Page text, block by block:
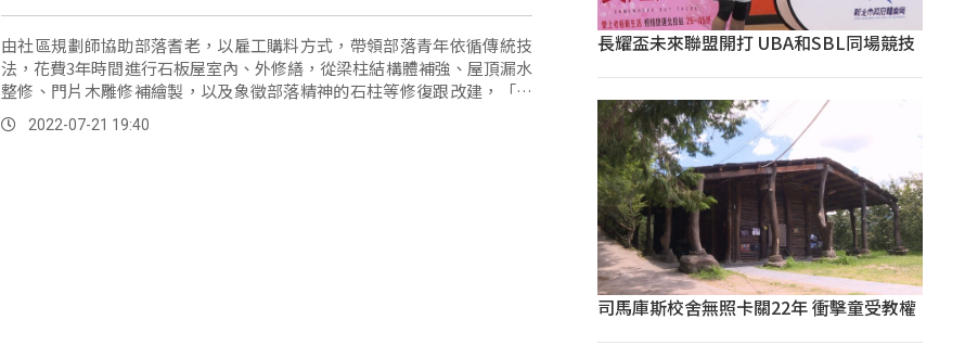
由社區規劃師協助部落耆老，以雇工購料方式，帶領部落青年依循傳統技
法，花費3年時間進行石板屋室內、外修繕，從梁柱結構體補強、屋頂漏水
整修、門片木雕修補繪製，以及象徵部落精神的石柱等修復跟改建，「會
呼吸的排灣族石板屋」再榮獲國際大獎，法國NDA(NOVUM...。
2022-07-21 19:40
長耀盃未來聯盟開打 UBA和SBL同場競技
司馬庫斯校舍無照卡關22年 衝擊童受教權